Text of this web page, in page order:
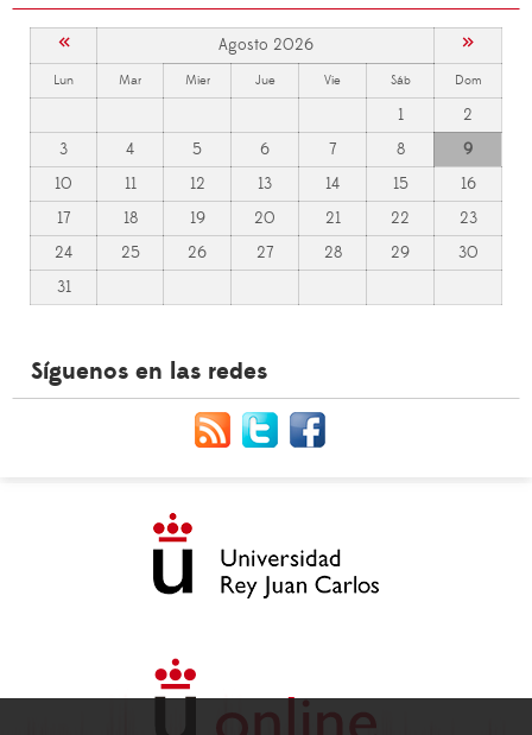
« Agosto 2026 »
Lun Mar Mier Jue Vie Sáb Dom
1
2
3
4 5 6 7 8
9
10
11 12 13 14 15
16
17
18 19 20 21 22
23
24
25 26 27 28 29
30
31
Síguenos en las redes